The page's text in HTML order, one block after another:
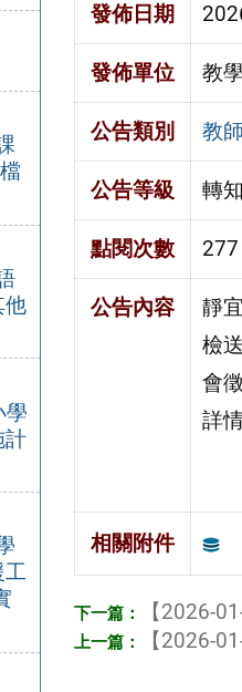
他
學
計
工
發佈日期
發佈單位 教
公告類別 教
公告等級 轉知
點閱次數 277
公告內容
靜
檢
會
詳
相關附件
【2026-
【2026-